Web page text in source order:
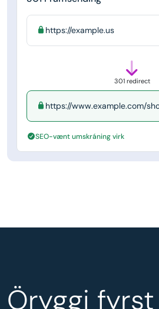
https://example.us
301 redirect
https://www.example.com/
SEO-vænt umskráning virk
Öryggi